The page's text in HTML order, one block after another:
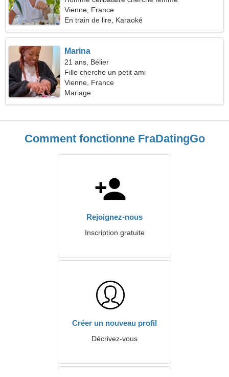
Vienne, France
En train de lire, Karaoké
Marina
21 ans, Bélier
Fille cherche un petit ami
Vienne, France
Mariage
Comment fonctionne FraDatingGo
Rejoignez-nous
Inscription gratuite
Créer un nouveau profil
Décrivez-vous